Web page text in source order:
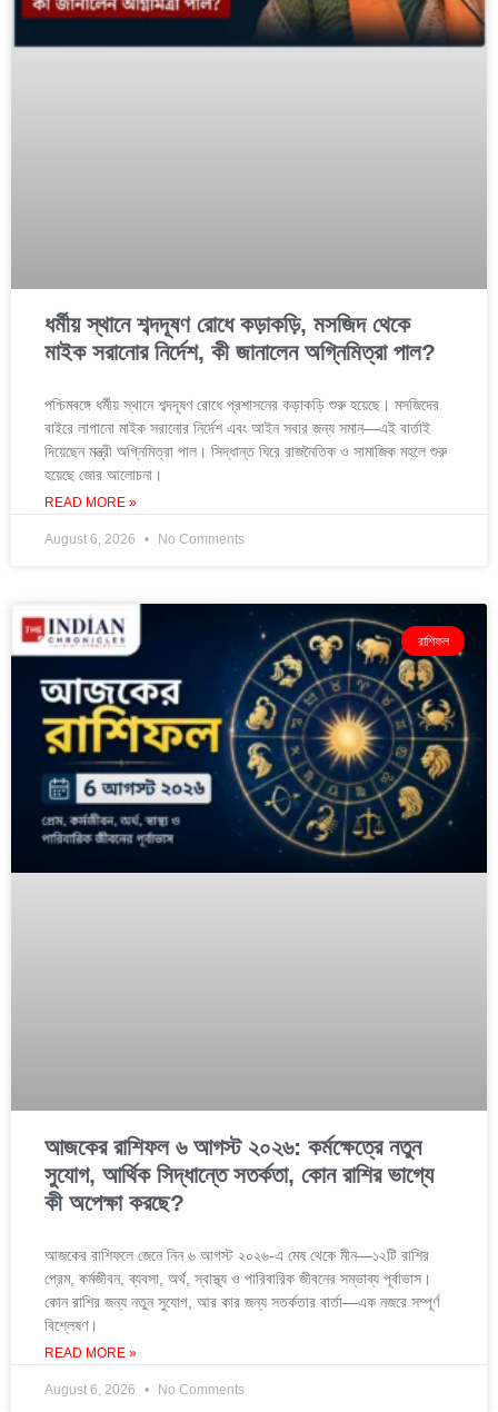
ধর্মীয় স্থানে শব্দদূষণ রোধে কড়াকড়ি, মসজিদ থেকে
মাইক সরানোর নির্দেশ, কী জানালেন অগ্নিমিত্রা পাল?
পশ্চিমবঙ্গে ধর্মীয় স্থানে শব্দদূষণ রোধে প্রশাসনের কড়াকড়ি শুরু হয়েছে। মসজিদের
বাইরে লাগানো মাইক সরানোর নির্দেশ এবং আইন সবার জন্য সমান—এই বার্তাই
দিয়েছেন মন্ত্রী অগ্নিমিত্রা পাল। সিদ্ধান্ত ঘিরে রাজনৈতিক ও সামাজিক মহলে শুরু
হয়েছে জোর আলোচনা।
READ MORE »
August 6, 2026 No Comments
রাশিফল
আজকের রাশিফল ৬ আগস্ট ২০২৬: কর্মক্ষেত্রে নতুন
সুযোগ, আর্থিক সিদ্ধান্তে সতর্কতা, কোন রাশির ভাগ্যে
কী অপেক্ষা করছে?
আজকের রাশিফলে জেনে নিন ৬ আগস্ট ২০২৬-এ মেষ থেকে মীন—১২টি রাশির
প্রেম, কর্মজীবন, ব্যবসা, অর্থ, স্বাস্থ্য ও পারিবারিক জীবনের সম্ভাব্য পূর্বাভাস।
কোন রাশির জন্য নতুন সুযোগ, আর কার জন্য সতর্কতার বার্তা—এক নজরে সম্পূর্ণ
বিশ্লেষণ।
READ MORE »
August 6, 2026 No Comments